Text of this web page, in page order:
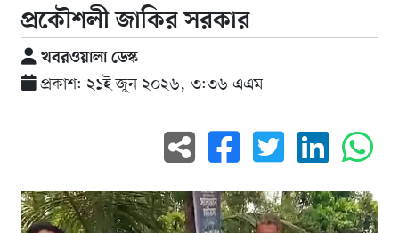
প্রকৌশলী জাকির সরকার
খবরওয়ালা ডেস্ক
প্রকাশ: ২১ই জুন ২০২৬, ৩:৩৬ এএম